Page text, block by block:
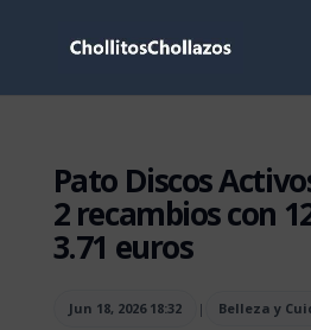
Pato Discos
2 recambios con
3.71 euros
Jun 18, 2026 18:32 | Belleza y